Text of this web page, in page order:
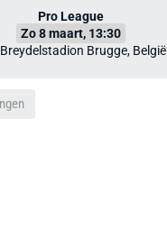
Pro League
Zo 8 maart, 13:30
Brugge, België